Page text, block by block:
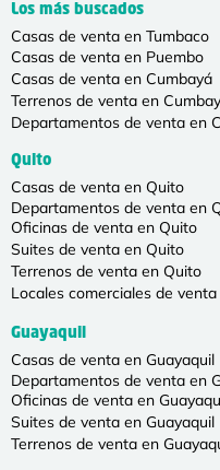
Los más buscados
Casas de venta en Tumbaco
Casas de venta en Puembo
Casas de venta en Cumbayá
Terrenos de venta en
Departamentos de venta en
Quito
Casas de venta en Quito
Departamentos de venta en
Oficinas de venta en Quito
Suites de venta en Quito
Terrenos de venta en Quito
Locales comerciales de
Guayaquil
Casas de venta en Guayaquil
Departamentos de venta en
Oficinas de venta en
Suites de venta en Guayaquil
Terrenos de venta en